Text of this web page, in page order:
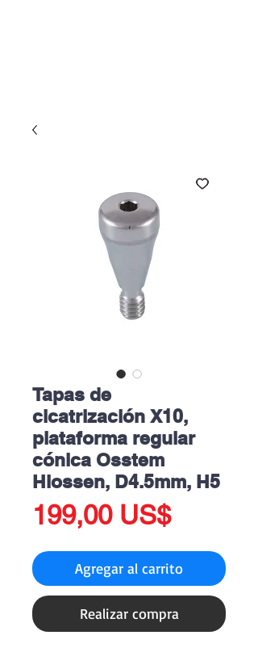
Tapas de
cicatrización X10,
plataforma regular
cónica Osstem
Hiossen, D4.5mm, H5
199,00 US$Precio
Agregar al carrito
Realizar compra